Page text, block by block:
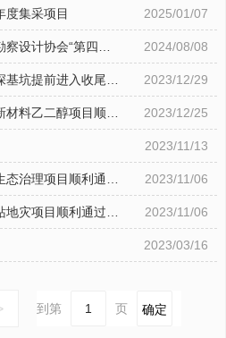
度集采项目 2025/01/07
设计协会“第四届 2024/08/08
基坑提前进入收尾阶 2023/12/29
材料乙二醇项目顺利 2023/12/25
2023/11/13
态治理项目顺利通过 2023/11/06
地灾项目顺利通过竣 2023/11/06
2023/03/16
到第 页 确定